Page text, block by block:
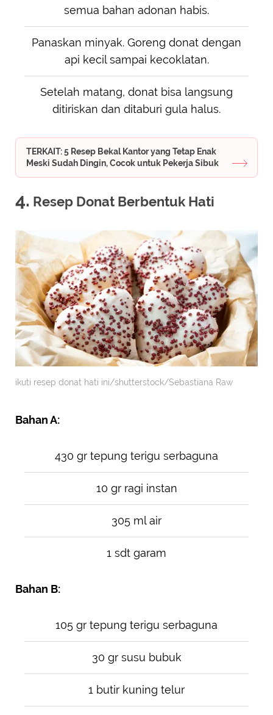
semua bahan adonan habis.
Panaskan minyak. Goreng donat dengan
api kecil sampai kecoklatan.
Setelah matang, donat bisa langsung
ditiriskan dan ditaburi gula halus.
TERKAIT: 5 Resep Bekal Kantor yang Tetap Enak
Meski Sudah Dingin, Cocok untuk Pekerja Sibuk
4. Resep Donat Berbentuk Hati
ikuti resep donat hati ini/shutterstock/Sebastiana Raw
Bahan A:
430 gr tepung terigu serbaguna
10 gr ragi instan
305 ml air
1 sdt garam
Bahan B:
105 gr tepung terigu serbaguna
30 gr susu bubuk
1 butir kuning telur